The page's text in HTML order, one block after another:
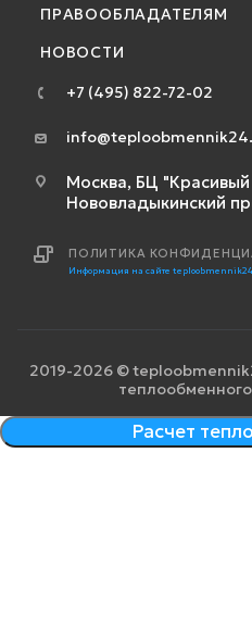
ПРАВООБЛАДАТЕЛЯМ
НОВОСТИ
+7 (495) 822-72-02
Москва, БЦ
Нововладыкинский
ПОЛИТИКА
Информация на сайте
2019-2026 ©
Расчет